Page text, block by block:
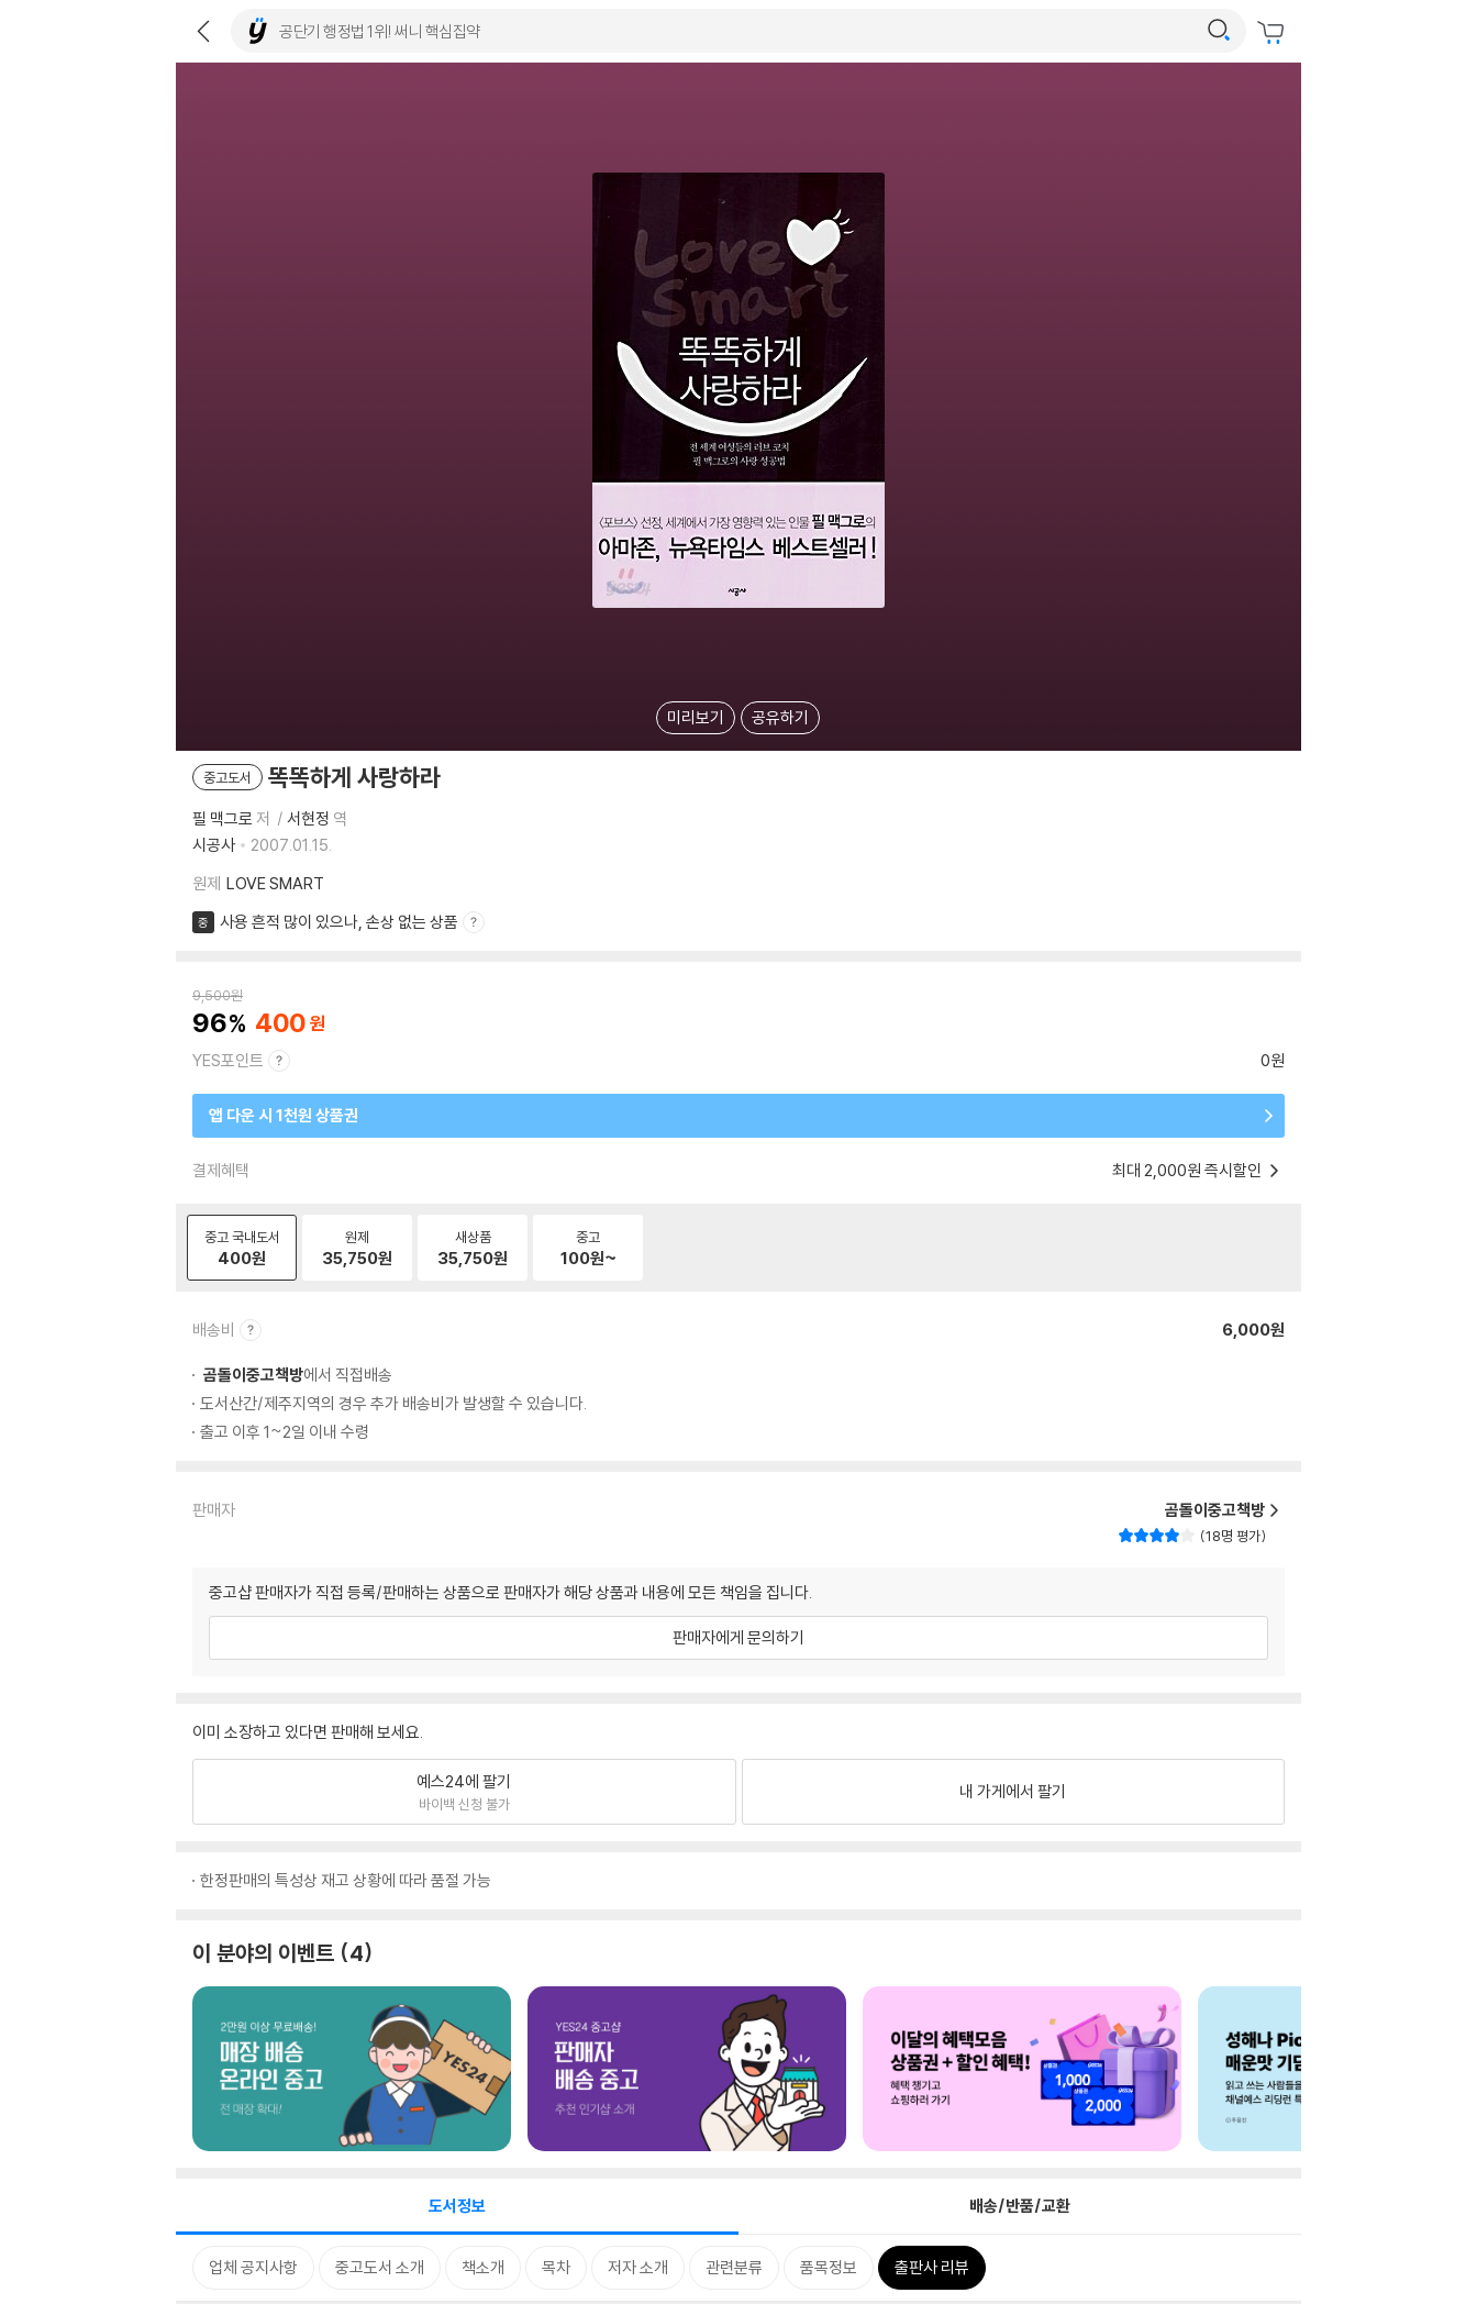
미리보기 공유하기
중고도서 똑똑하게 사랑하라
필 맥그로 저 서현정 역
시공사
2007.01.15.
원제 LOVE SMART
중 사용 흔적 많이 있으나, 손상 없는 상품
9,500원
96 400
YES포인트 0원
앱 다운 시 1천원 상품권
결제혜택 최대 2,000원 즉시할인
중고 국내도서
400원
원제
35,750원
새상품
35,750원
중고
100원~
배송비 6,000원
곰돌이중고책방에서 직접배송
도서산간/제주지역의 경우 추가 배송비가 발생할 수 있습니다.
출고 이후 1~2일 이내 수령
판매자 곰돌이중고책방
18명 평가
중고샵 판매자가 직접 등록/판매하는 상품으로 판매자가 해당 상품과 내용에 모든 책임을 집니다.
판매자에게 문의하기
이미 소장하고 있다면 판매해 보세요.
예스24에 팔기
바이백 신청 불가
내 가게에서 팔기
한정판매의 특성상 재고 상황에 따라 품절 가능
이 분야의 이벤트 4
도서정보 배송/반품/교환
업체 공지사항 중고도서 소개 책소개 목차 저자 소개 관련분류 품목정보 출판사 리뷰